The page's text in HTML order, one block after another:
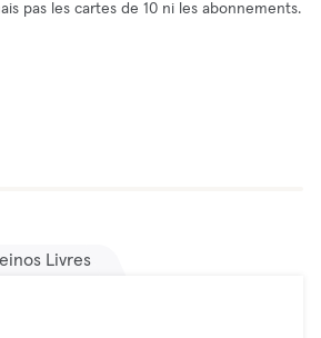
pas les cartes de 10 ni les abonnements.
Livres